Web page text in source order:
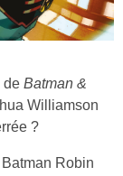
de Batman &
Williamson
?
Robin